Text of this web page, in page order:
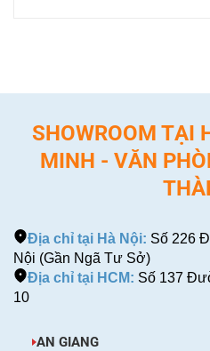
SHOWROOM TẠI
MINH - VĂN
Địa chỉ tại Hà Nội: Số 226
Nội (Gần Ngã Tư Sở)
Địa chỉ tại HCM: Số 137
10
AN GIANG